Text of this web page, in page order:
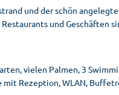
und der schön
und Geschäften
vielen Palmen, 3
Rezeption, WLAN,